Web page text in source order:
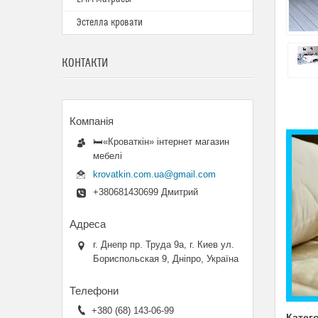
Эстелла кровати
КОНТАКТИ
🛏«Кроваткiн» iнтернет магазин
мебелi
krovatkin.com.ua@gmail.com
+380681430699 Дмитрий
г. Днепр пр. Труда 9а, г. Киев ул.
Бориспольская 9, Дніпро, Україна
+380 (68) 143-06-99